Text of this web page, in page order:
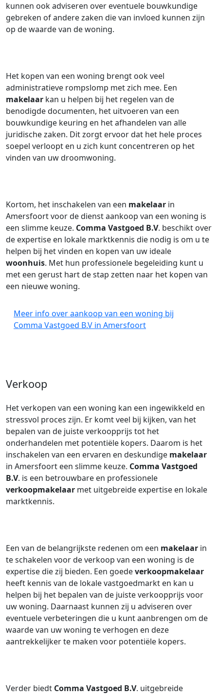
kunnen ook adviseren over eventuele bouwkundige
gebreken of andere zaken die van invloed kunnen zijn
op de waarde van de woning.
Het kopen van een woning brengt ook veel
administratieve rompslomp met zich mee. Een
makelaar kan u helpen bij het regelen van de
benodigde documenten, het uitvoeren van een
bouwkundige keuring en het afhandelen van alle
juridische zaken. Dit zorgt ervoor dat het hele proces
soepel verloopt en u zich kunt concentreren op het
vinden van uw droomwoning.
Kortom, het inschakelen van een makelaar in
Amersfoort voor de dienst aankoop van een woning is
een slimme keuze. Comma Vastgoed B.V. beschikt over
de expertise en lokale marktkennis die nodig is om u te
helpen bij het vinden en kopen van uw ideale
woonhuis. Met hun professionele begeleiding kunt u
met een gerust hart de stap zetten naar het kopen van
een nieuwe woning.
Meer info over aankoop van een woning bij
Comma Vastgoed B.V in Amersfoort
Verkoop
Het verkopen van een woning kan een ingewikkeld en
stressvol proces zijn. Er komt veel bij kijken, van het
bepalen van de juiste verkoopprijs tot het
onderhandelen met potentiële kopers. Daarom is het
inschakelen van een ervaren en deskundige makelaar
in Amersfoort een slimme keuze. Comma Vastgoed
B.V. is een betrouwbare en professionele
verkoopmakelaar met uitgebreide expertise en lokale
marktkennis.
Een van de belangrijkste redenen om een makelaar in
te schakelen voor de verkoop van een woning is de
expertise die zij bieden. Een goedeverkoopmakelaar
heeft kennis van de lokale vastgoedmarkt en kan u
helpen bij het bepalen van de juiste verkoopprijs voor
uw woning. Daarnaast kunnen zij u adviseren over
eventuele verbeteringen die u kunt aanbrengen om de
waarde van uw woning te verhogen en deze
aantrekkelijker te maken voor potentiële kopers.
Verder biedt Comma Vastgoed B.V. uitgebreide